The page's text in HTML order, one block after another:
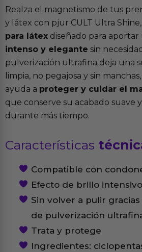
Realza el magnetismo de tus
y látex con pjur CULT Ultra
para látex diseñado para aportar
intenso y elegante sin
pulverización ultrafina deja una
limpia, no pegajosa y sin
ayuda a proteger y cuidar el
que conserve su acabado suave
durante más tiempo.
Características
Compatible con
Efecto de brillo intensivo
Sin volver a pulir
de pulverización
Trata y protege
Ingredientes: